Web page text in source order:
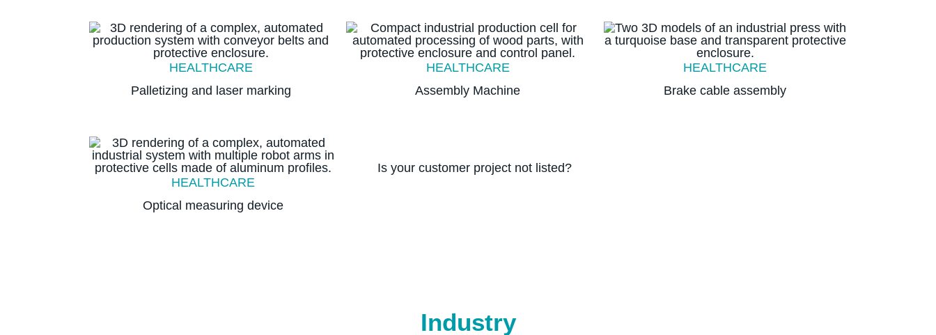
HEALTHCARE
Palletizing and laser marking
HEALTHCARE
Assembly Machine
HEALTHCARE
Brake cable assembly
HEALTHCARE
Optical measuring device
Is your customer project not listed?
Industry